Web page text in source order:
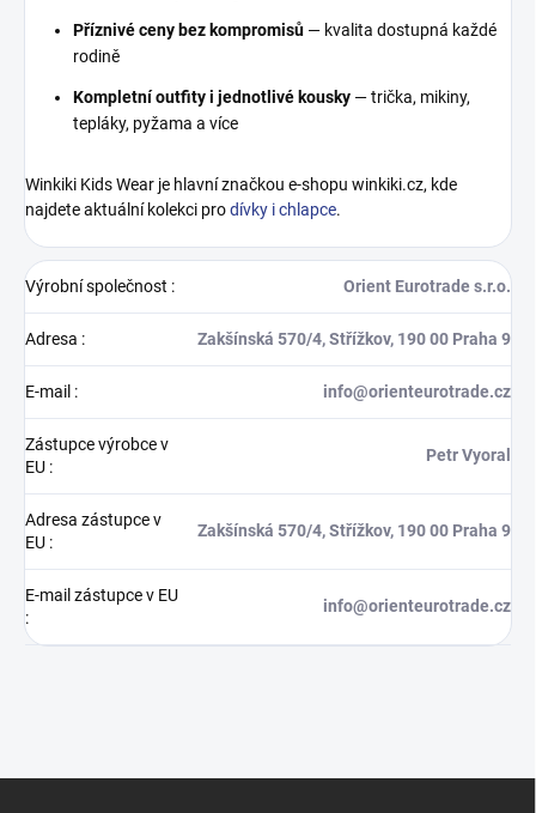
Příznivé ceny bez kompromisů — kvalita dostupná každé
rodině
Kompletní outfity i jednotlivé kousky — trička, mikiny,
tepláky, pyžama a více
Winkiki Kids Wear je hlavní značkou e-shopu winkiki.cz, kde
najdete aktuální kolekci prodívky i chlapce.
Výrobní společnost : Orient Eurotrade s.r.o.
Adresa : Zakšínská 570/4, Střížkov, 190 00 Praha 9
E-mail : info@orienteurotrade.cz
Zástupce výrobce v
EU :
Petr Vyoral
Adresa zástupce v
EU :
Zakšínská 570/4, Střížkov, 190 00 Praha 9
E-mail zástupce v EU
:
info@orienteurotrade.cz